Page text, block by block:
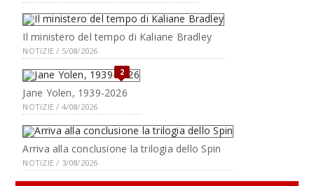
Il ministero del tempo di Kaliane Bradley
NOTIZIE / 5/08/2026
2
Jane Yolen, 1939-2026
NOTIZIE / 4/08/2026
Arriva alla conclusione la trilogia dello Spin
NOTIZIE / 3/08/2026